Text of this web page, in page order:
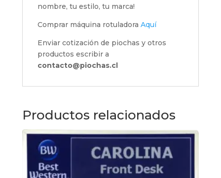
nombre, tu estilo, tu marca!
Comprar máquina rotuladora Aquí
Enviar cotización de piochas y otros
productos escribir a
contacto@piochas.cl
Productos relacionados